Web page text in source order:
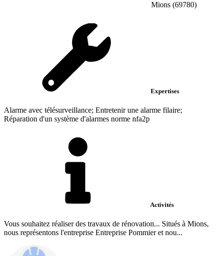
Mions (69780)
Expertises
Alarme avec télésurveillance; Entretenir une alarme filaire;
Réparation d'un système d'alarmes norme nfa2p
Activités
Vous souhaitez réaliser des travaux de rénovation... Situés à Mions,
nous représentons l'entreprise Entreprise Pommier et nou...